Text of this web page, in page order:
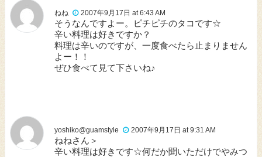
ねね 2007年9月17日 at 6:43 AM
そうなんですよー。ピチピチのタコです☆
辛い料理は好きですか？
料理は辛いのですが、一度食べたら止まりません
よー！！
ぜひ食べて見て下さいね♪
yoshiko@guamstyle 2007年9月17日 at 9:31 AM
ねねさん＞
辛い料理は好きです☆何だか聞いただけでやみつ